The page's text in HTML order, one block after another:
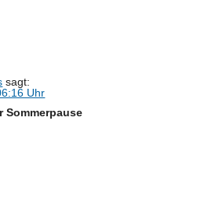
sagt:
Uhr
Sommerpause